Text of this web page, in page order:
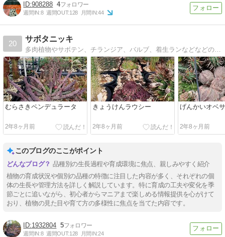
908288 4
週間IN:8 週間OUT:128 月間IN:44
20
サボタニッキ
多肉植物やサボテン、チランジア、バルブ、着生ランなどなどの観察日記。お昼の12時に不定期更新。
むらさきペンデュラータ
2年8ヶ月前
きょうけんラウシー
2年8ヶ月前
げんかいオベ
2年8ヶ月前
このブログのここがポイント
品種別の生長過程や育成環境に焦点、親しみやすく紹介
植物の育成状況や個別の品種の特徴に注目した内容が多く、それぞれの個
体の生長や管理方法を詳しく解説しています。特に育成の工夫や変化を季
節ごとに追いながら、初心者からマニアまで楽しめる情報提供を心がけて
おり、植物の見た目や育て方の多様性に焦点を当てた内容です。
1932804 5
週間IN:8 週間OUT:128 月間IN:24